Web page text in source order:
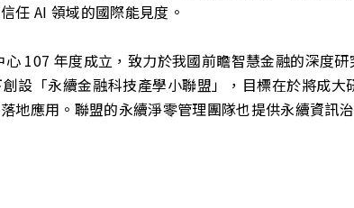
任 AI 領域的國際能見度。
107 年度成立，致力於我國前瞻智慧金融的深度
設「永續金融科技產學小聯盟」，目標在於將成
地應用。聯盟的永續淨零管理團隊也提供永續資訊